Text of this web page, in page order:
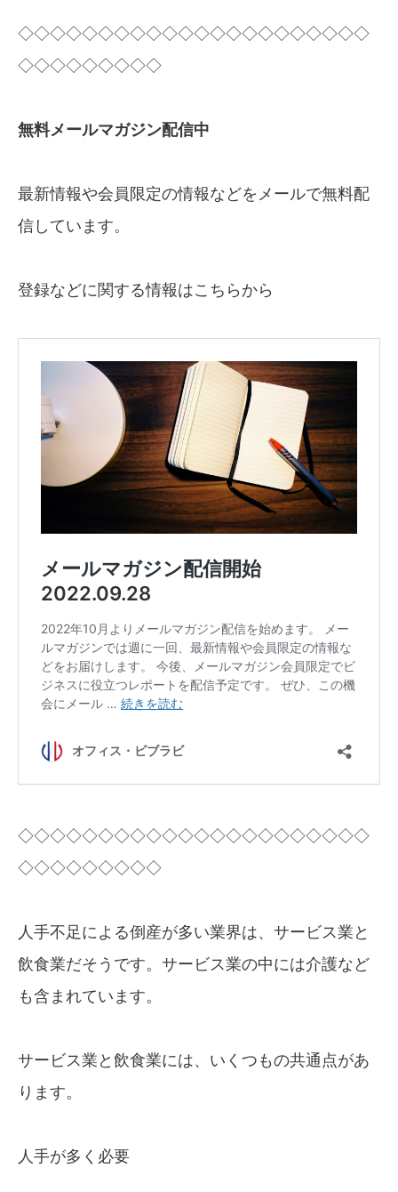
◇◇◇◇◇◇◇◇◇◇◇◇◇◇◇◇◇◇◇◇◇◇
◇◇◇◇◇◇◇◇◇
無料メールマガジン配信中
最新情報や会員限定の情報などをメールで無料配
信しています。
登録などに関する情報はこちらから
◇◇◇◇◇◇◇◇◇◇◇◇◇◇◇◇◇◇◇◇◇◇
◇◇◇◇◇◇◇◇◇
人手不足による倒産が多い業界は、サービス業と
飲食業だそうです。サービス業の中には介護など
も含まれています。
サービス業と飲食業には、いくつもの共通点があ
ります。
人手が多く必要